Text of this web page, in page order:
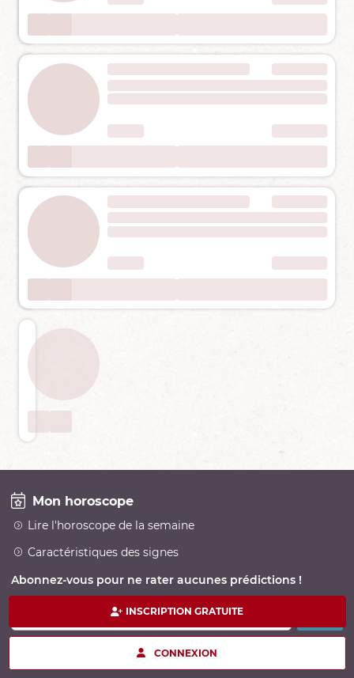
INSCRIPTION GRATUITE
CONNEXION
Mon horoscope
Lire l'horoscope de la semaine
Caractéristiques des signes
Abonnez-vous pour ne rater aucunes prédictions !